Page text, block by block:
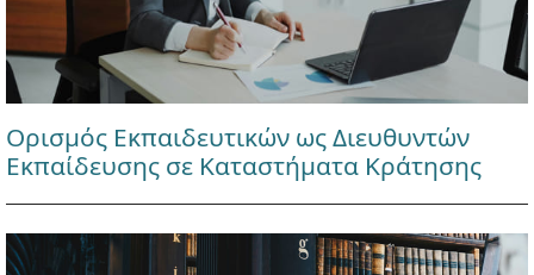
Ορισμός Εκπαιδευτικών ως Διευθυντών
Εκπαίδευσης σε Καταστήματα Κράτησης